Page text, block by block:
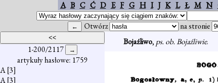
A B C Ć D E F G H I J K L Ł M N
Otwórz na stronie
1-200/2117
artykuły hasłowe: 1759
A[3]
A[3]
Bojaźliwo, ps. ob. Bojaźliwie.